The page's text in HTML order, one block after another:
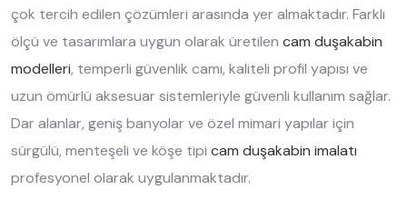
çok tercih edilen çözümleri arasında yer almaktadır. Farklı
ölçü ve tasarımlara uygun olarak üretilen cam duşakabin
modelleri, temperli güvenlik camı, kaliteli profil yapısı ve
uzun ömürlü aksesuar sistemleriyle güvenli kullanım sağlar.
Dar alanlar, geniş banyolar ve özel mimari yapılar için
sürgülü, menteşeli ve köşe tipi cam duşakabin imalatı
profesyonel olarak uygulanmaktadır.